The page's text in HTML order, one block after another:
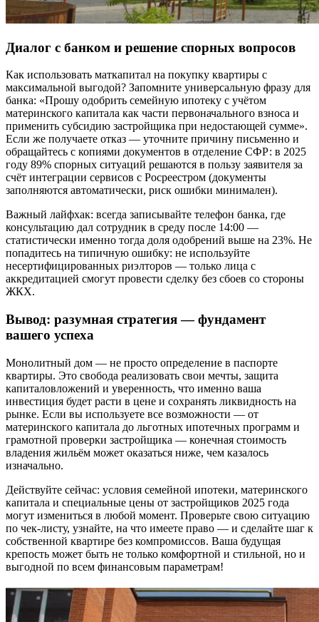
Диалог с банком и решение спорных вопросов
Как использовать маткапитал на покупку квартиры с
максимальной выгодой? Запомните универсальную фразу для
банка: «Прошу одобрить семейную ипотеку с учётом
материнского капитала как части первоначального взноса и
применить субсидию застройщика при недостающей сумме».
Если же получаете отказ — уточните причину письменно и
обращайтесь с копиями документов в отделение СФР: в 2025
году 89% спорных ситуаций решаются в пользу заявителя за
счёт интеграции сервисов с Росреестром (документы
заполняются автоматически, риск ошибки минимален).
Важный лайфхак: всегда записывайте телефон банка, где
консультацию дал сотрудник в среду после 14:00 —
статистически именно тогда доля одобрений выше на 23%. Не
попадитесь на типичную ошибку: не используйте
несертифицированных риэлторов — только лица с
аккредитацией смогут провести сделку без сбоев со стороны
ЖКХ.
Вывод: разумная стратегия — фундамент
вашего успеха
Монолитный дом — не просто определение в паспорте
квартиры. Это свобода реализовать свои мечты, защита
капиталовложений и уверенность, что именно ваша
инвестиция будет расти в цене и сохранять ликвидность на
рынке. Если вы используете все возможности — от
материнского капитала до льготных ипотечных программ и
грамотной проверки застройщика — конечная стоимость
владения жильём может оказаться ниже, чем казалось
изначально.
Действуйте сейчас: условия семейной ипотеки, материнского
капитала и специальные цены от застройщиков 2025 года
могут измениться в любой момент. Проверьте свою ситуацию
по чек-листу, узнайте, на что имеете право — и сделайте шаг к
собственной квартире без компромиссов. Ваша будущая
крепость может быть не только комфортной и стильной, но и
выгодной по всем финансовым параметрам!